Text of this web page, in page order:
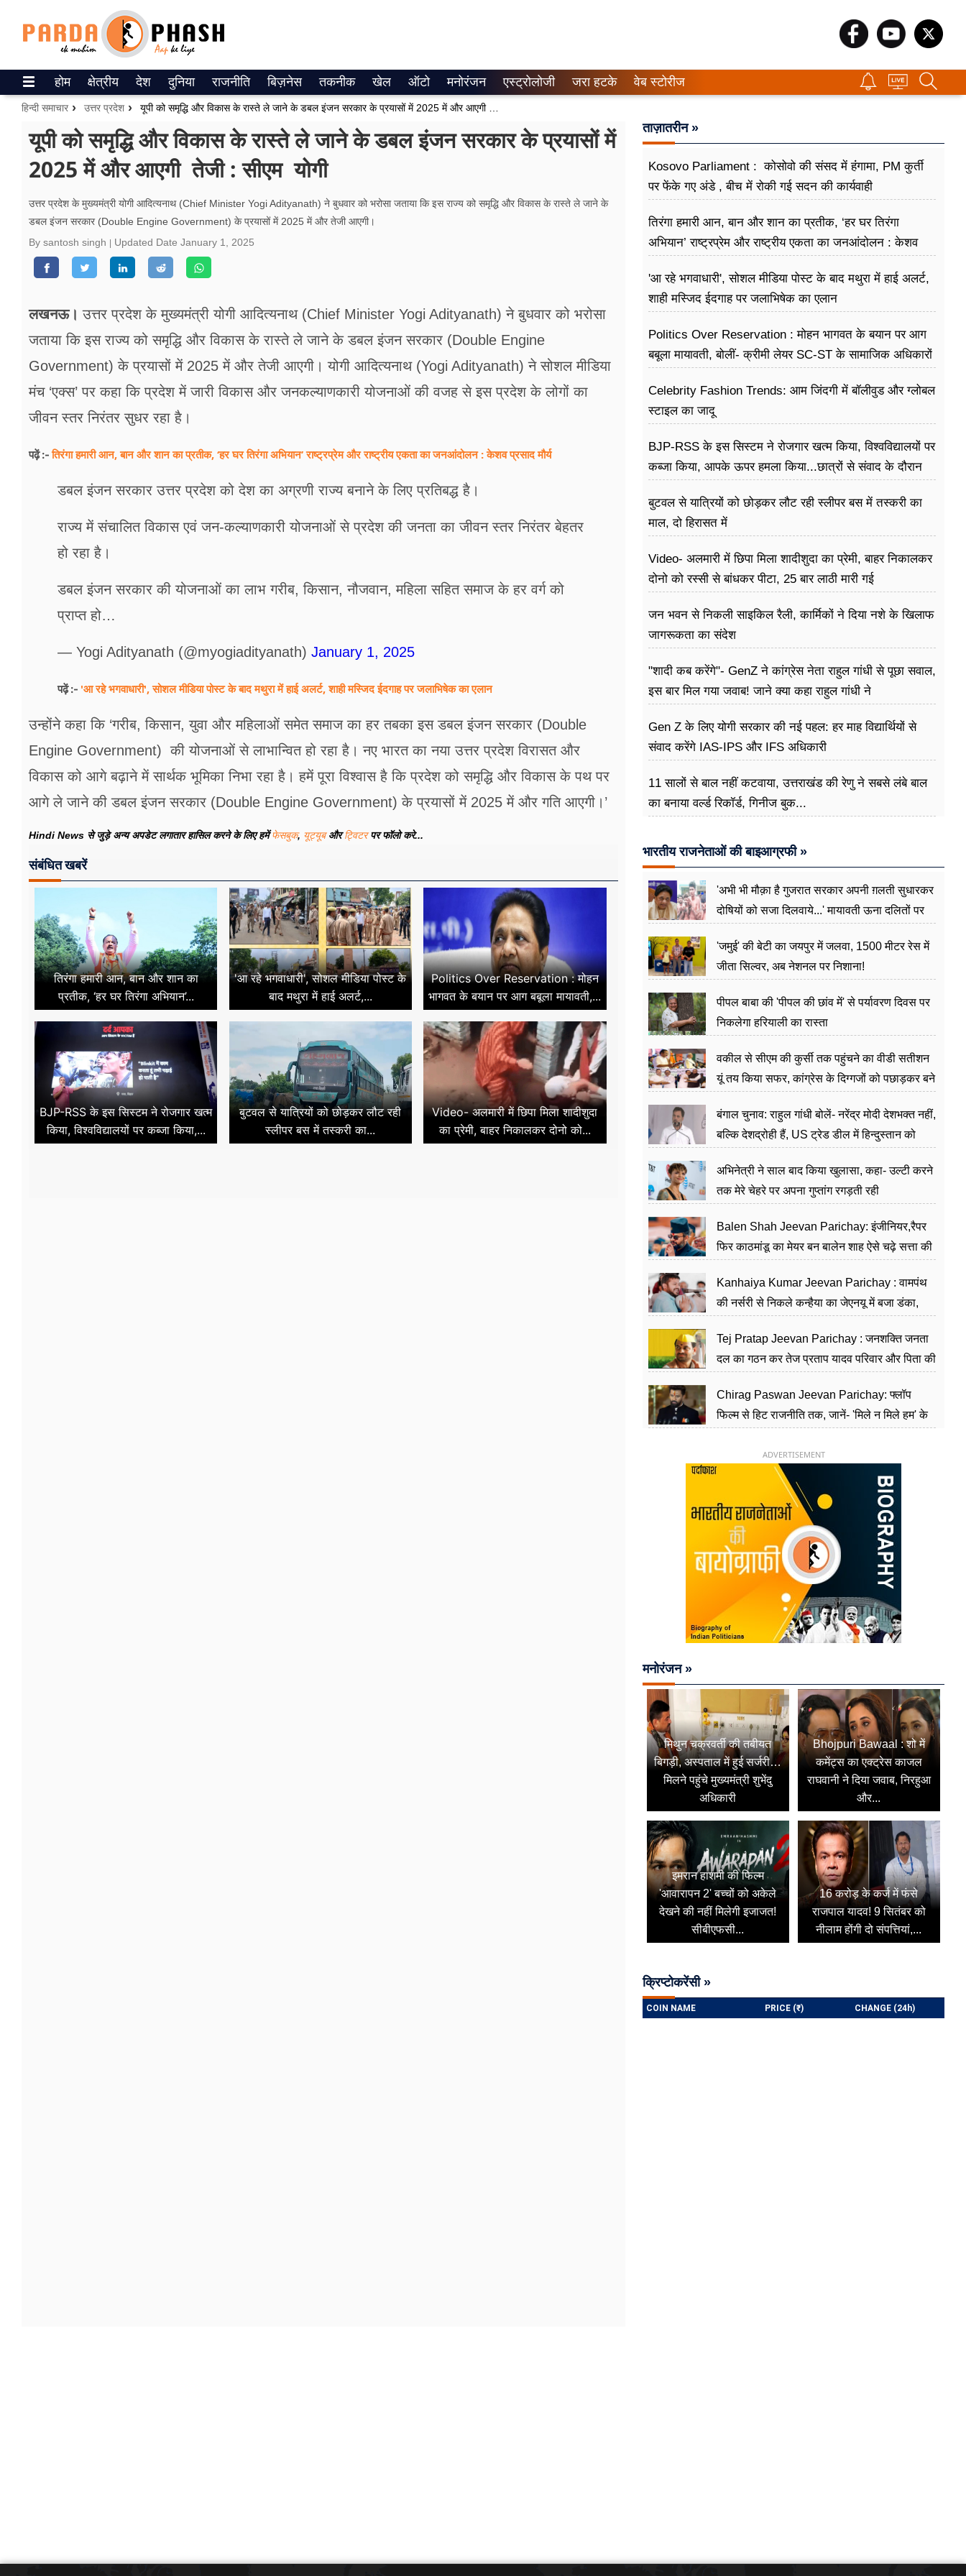
ePaper
वेब स्टोरीज
उत्तर प्रदेश
वीडियो
रिलेशनशिप
सेहत
ब्‍यूटी
जॉब्स
शिक्षा
अन्य खबरें
होम क्षेत्रीय देश दुनिया राजनीति बिज़नेस तकनीक खेल ऑटो मनोरंजन एस्ट्रोलोजी जरा हटके वेब स्टोरीज
हिन्दी समाचार उत्तर प्रदेश
यूपी को समृद्धि और विकास के रास्ते ले जाने के डबल इंजन सरकार के प्रयासों में
2025 में और आएगी तेजी : सीएम योगी
उत्तर प्रदेश के मुख्यमंत्री योगी आदित्यनाथ (Chief Minister Yogi Adityanath) ने बुधवार को भरोसा जताया कि इस राज्य को समृद्धि और विकास के रास्ते ले जाने के
डबल इंजन सरकार (Double Engine Government) के प्रयासों में 2025 में और तेजी आएगी।
By santosh singh
Updated Date January 1, 2025
लखनऊ। उत्तर प्रदेश के मुख्यमंत्री योगी आदित्यनाथ (Chief Minister Yogi Adityanath) ने बुधवार को भरोसा
जताया कि इस राज्य को समृद्धि और विकास के रास्ते ले जाने के डबल इंजन सरकार (Double Engine
Government) के प्रयासों में 2025 में और तेजी आएगी। योगी आदित्यनाथ (Yogi Adityanath) ने सोशल मीडिया
मंच ‘एक्स’ पर कहा कि प्रदेश में जारी विकास और जनकल्याणकारी योजनाओं की वजह से इस प्रदेश के लोगों का
जीवन स्तर निरंतर सुधर रहा है।
पढ़ें :-तिरंगा हमारी आन, बान और शान का प्रतीक, ‘हर घर तिरंगा अभियान’ राष्ट्रप्रेम और राष्ट्रीय एकता का जनआंदोलन : केशव प्रसाद मौर्य
डबल इंजन सरकार उत्तर प्रदेश को देश का अग्रणी राज्य बनाने के लिए प्रतिबद्ध है।
राज्य में संचालित विकास एवं जन-कल्याणकारी योजनाओं से प्रदेश की जनता का जीवन स्तर निरंतर बेहतर
हो रहा है।
डबल इंजन सरकार की योजनाओं का लाभ गरीब, किसान, नौजवान, महिला सहित समाज के हर वर्ग को
प्राप्त हो…
— Yogi Adityanath (@myogiadityanath) January 1, 2025
पढ़ें :- 'आ रहे भगवाधारी', सोशल मीडिया पोस्ट के बाद मथुरा में हाई अलर्ट, शाही मस्जिद ईदगाह पर जलाभिषेक का एलान
उन्होंने कहा कि ‘गरीब, किसान, युवा और महिलाओं समेत समाज का हर तबका इस डबल इंजन सरकार (Double
Engine Government) की योजनाओं से लाभान्वित हो रहा है। नए भारत का नया उत्तर प्रदेश विरासत और
विकास को आगे बढ़ाने में सार्थक भूमिका निभा रहा है। हमें पूरा विश्वास है कि प्रदेश को समृद्धि और विकास के पथ पर
आगे ले जाने की डबल इंजन सरकार (Double Engine Government) के प्रयासों में 2025 में और गति आएगी।’
Hindi News से जुड़े अन्य अपडेट लगातार हासिल करने के लिए हमेंफेसबुक, यूट्यूबऔरट्विटरपर फॉलो करे...
संबंधित खबरें
तिरंगा हमारी आन, बान और शान का
प्रतीक, ‘हर घर तिरंगा अभियान’...
'आ रहे भगवाधारी', सोशल मीडिया पोस्ट के
बाद मथुरा में हाई अलर्ट,...
Politics Over Reservation : मोहन
भागवत के बयान पर आग बबूला मायावती,...
BJP-RSS के इस सिस्टम ने रोजगार खत्म
किया, विश्वविद्यालयों पर कब्जा किया,...
बुटवल से यात्रियों को छोड़कर लौट रही
स्लीपर बस में तस्करी का...
Video- अलमारी में छिपा मिला शादीशुदा
का प्रेमी, बाहर निकालकर दोनो को...
ताज़ातरीन »
Kosovo Parliament : कोसोवो की संसद में हंंगामा, PM कुर्ती
पर फेंके गए अंडे , बीच में रोकी गई सदन की कार्यवाही
तिरंगा हमारी आन, बान और शान का प्रतीक, ‘हर घर तिरंगा
अभियान’ राष्ट्रप्रेम और राष्ट्रीय एकता का जनआंदोलन : केशव
'आ रहे भगवाधारी', सोशल मीडिया पोस्ट के बाद मथुरा में हाई अलर्ट,
शाही मस्जिद ईदगाह पर जलाभिषेक का एलान
Politics Over Reservation : मोहन भागवत के बयान पर आग
बबूला मायावती, बोलीं- क्रीमी लेयर SC-ST के सामाजिक अधिकारों
Celebrity Fashion Trends: आम जिंदगी में बॉलीवुड और ग्लोबल
स्टाइल का जादू
BJP-RSS के इस सिस्टम ने रोजगार खत्म किया, विश्वविद्यालयों पर
कब्जा किया, आपके ऊपर हमला किया...छात्रों से संवाद के दौरान
बुटवल से यात्रियों को छोड़कर लौट रही स्लीपर बस में तस्करी का
माल, दो हिरासत में
Video- अलमारी में छिपा मिला शादीशुदा का प्रेमी, बाहर निकालकर
दोनो को रस्सी से बांधकर पीटा, 25 बार लाठी मारी गई
जन भवन से निकली साइकिल रैली, कार्मिकों ने दिया नशे के खिलाफ
जागरूकता का संदेश
"शादी कब करेंगे"- GenZ ने कांग्रेस नेता राहुल गांधी से पूछा सवाल,
इस बार मिल गया जवाब! जाने क्या कहा राहुल गांधी ने
Gen Z के लिए योगी सरकार की नई पहल: हर माह विद्यार्थियों से
संवाद करेंगे IAS-IPS और IFS अधिकारी
11 सालों से बाल नहीं कटवाया, उत्तराखंड की रेणु ने सबसे लंबे बाल
का बनाया वर्ल्ड रिकॉर्ड, गिनीज बुक...
भारतीय राजनेताओं की बाइआग्रफी »
'अभी भी मौक़ा है गुजरात सरकार अपनी ग़लती सुधारकर
दोषियों को सजा दिलवाये...' मायावती ऊना दलितों पर
'जमुई' की बेटी का जयपुर में जलवा, 1500 मीटर रेस में
जीता सिल्वर, अब नेशनल पर निशाना!
पीपल बाबा की 'पीपल की छांव में' से पर्यावरण दिवस पर
निकलेगा हरियाली का रास्ता
वकील से सीएम की कुर्सी तक पहुंचने का वीडी सतीशन
यूं तय किया सफर, कांग्रेस के दिग्गजों को पछाड़कर बने
बंगाल चुनाव: राहुल गांधी बोलें- नरेंद्र मोदी देशभक्त नहीं,
बल्कि देशद्रोही हैं, US ट्रेड डील में हिन्दुस्तान को
अभिनेत्री ने साल बाद किया खुलासा, कहा- उल्टी करने
तक मेरे चेहरे पर अपना गुप्तांग रगड़ती रही
Balen Shah Jeevan Parichay: इंजीनियर,रैपर
फिर काठमांडू का मेयर बन बालेन शाह ऐसे चढ़े सत्ता की
Kanhaiya Kumar Jeevan Parichay : वामपंथ
की नर्सरी से निकले कन्हैया का जेएनयू में बजा डंका,
Tej Pratap Jeevan Parichay : जनशक्ति जनता
दल का गठन कर तेज प्रताप यादव परिवार और पिता की
Chirag Paswan Jeevan Parichay: फ्लॉप
फिल्म से हिट राजनीति तक, जानें- 'मिले न मिले हम' के
ADVERTISEMENT
मनोरंजन »
मिथुन चक्रवर्ती की तबीयत
बिगड़ी, अस्पताल में हुई सर्जरी…
मिलने पहुंचे मुख्यमंत्री शुभेंदु
अधिकारी
Bhojpuri Bawaal : शो में
कमेंट्स का एक्ट्रेस काजल
राघवानी ने दिया जवाब, निरहुआ
और...
इमरान हाशमी की फिल्म
'आवारापन 2' बच्चों को अकेले
देखने की नहीं मिलेगी इजाजत!
सीबीएफसी...
16 करोड़ के कर्ज में फंसे
राजपाल यादव! 9 सितंबर को
नीलाम होंगी दो संपत्तियां,...
क्रिप्टोकरेंसी »